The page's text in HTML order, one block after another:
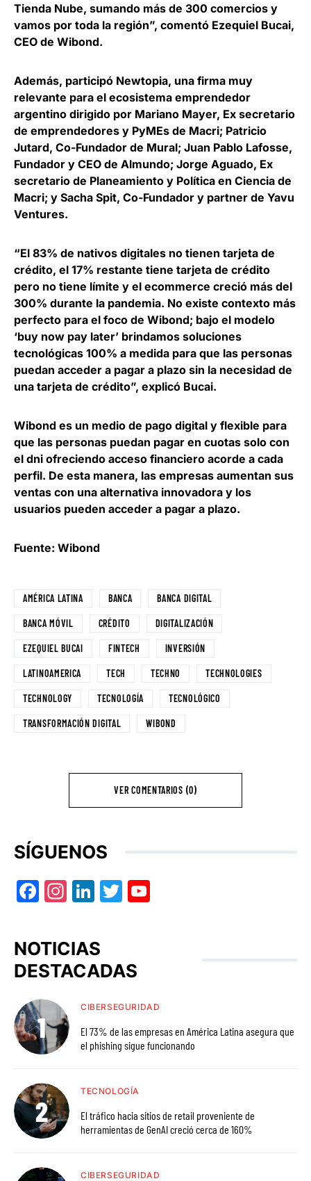
Tienda Nube, sumando más de 300 comercios y
vamos por toda la región”, comentó Ezequiel Bucai,
CEO de Wibond.
Además, participó Newtopia, una firma muy
relevante para el ecosistema emprendedor
argentino dirigido por Mariano Mayer, Ex secretario
de emprendedores y PyMEs de Macri; Patricio
Jutard, Co-Fundador de Mural; Juan Pablo Lafosse,
Fundador y CEO de Almundo; Jorge Aguado, Ex
secretario de Planeamiento y Política en Ciencia de
Macri; y Sacha Spit, Co-Fundador y partner de Yavu
Ventures.
“El 83% de nativos digitales no tienen tarjeta de
crédito, el 17% restante tiene tarjeta de crédito
pero no tiene límite y el ecommerce creció más del
300% durante la pandemia. No existe contexto más
perfecto para el foco de Wibond; bajo el modelo
‘buy now pay later’ brindamos soluciones
tecnológicas 100% a medida para que las personas
puedan acceder a pagar a plazo sin la necesidad de
una tarjeta de crédito”, explicó Bucai.
Wibond es un medio de pago digital y flexible para
que las personas puedan pagar en cuotas solo con
el dni ofreciendo acceso financiero acorde a cada
perfil. De esta manera, las empresas aumentan sus
ventas con una alternativa innovadora y los
usuarios pueden acceder a pagar a plazo.
Fuente: Wibond
AMÉRICA LATINA BANCA BANCA DIGITAL
BANCA MÓVIL CRÉDITO DIGITALIZACIÓN
EZEQUIEL BUCAI FINTECH INVERSIÓN
LATINOAMERICA TECH TECHNO TECHNOLOGIES
TECHNOLOGY TECNOLOGÍA TECNOLÓGICO
TRANSFORMACIÓN DIGITAL WIBOND
VER COMENTARIOS (0)
SÍGUENOS
Facebook
Instagram
LinkedIn
Twitter
NOTICIAS
DESTACADAS
CIBERSEGURIDAD
El 73% de las empresas en América Latina asegura que
el phishing sigue funcionando
TECNOLOGÍA
El tráfico hacia sitios de retail proveniente de
herramientas de GenAI creció cerca de 160%
CIBERSEGURIDAD